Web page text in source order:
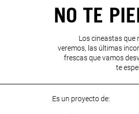
NO TE
Los cineastas que
veremos, las últimas
frescas que vamos
te
Es un proyecto de: